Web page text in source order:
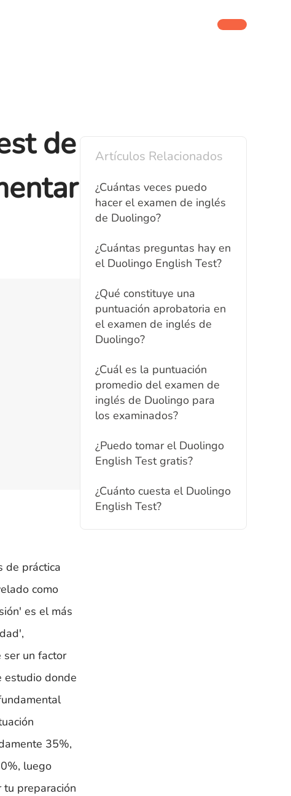
de
de práctica
como
es el más
ser un factor
estudio donde
35%,
luego
tu preparación
Artículos Relacionados
¿Cuántas veces puedo
hacer el examen de inglés
de Duolingo?
¿Cuántas preguntas hay en
el Duolingo English Test?
¿Qué constituye una
puntuación aprobatoria en
el examen de inglés de
Duolingo?
¿Cuál es la puntuación
promedio del examen de
inglés de Duolingo para
los examinados?
¿Puedo tomar el Duolingo
English Test gratis?
¿Cuánto cuesta el Duolingo
English Test?